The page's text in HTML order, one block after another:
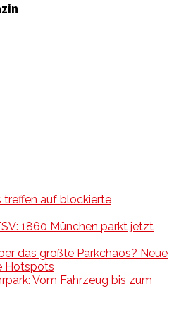
treffen auf blockierte
1860 München parkt jetzt
das größte Parkchaos? Neue
Hotspots
Vom Fahrzeug bis zum